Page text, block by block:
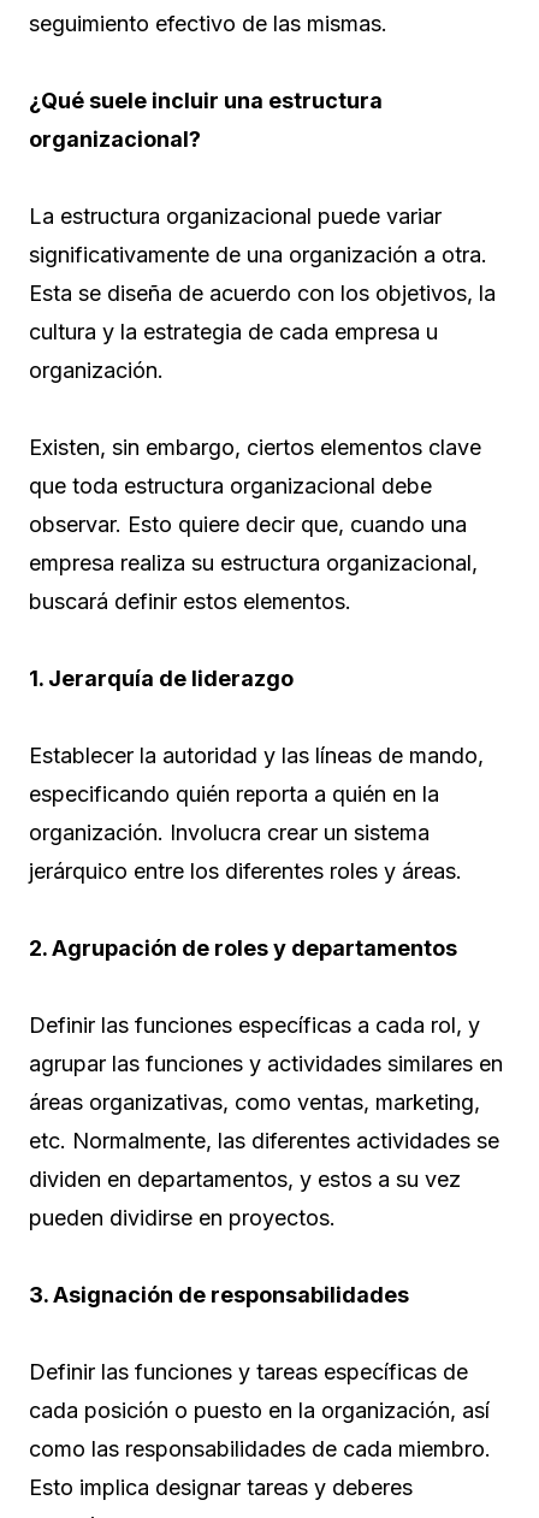
seguimiento efectivo de las mismas.
¿Qué suele incluir una estructura
organizacional?
La estructura organizacional puede variar
significativamente de una organización a otra.
Esta se diseña de acuerdo con los objetivos, la
cultura y la estrategia de cada empresa u
organización.
Existen, sin embargo, ciertos elementos clave
que toda estructura organizacional debe
observar. Esto quiere decir que, cuando una
empresa realiza su estructura organizacional,
buscará definir estos elementos.
1. Jerarquía de liderazgo
Establecer la autoridad y las líneas de mando,
especificando quién reporta a quién en la
organización. Involucra crear un sistema
jerárquico entre los diferentes roles y áreas.
2. Agrupación de roles y departamentos
Definir las funciones específicas a cada rol, y
agrupar las funciones y actividades similares en
áreas organizativas, como ventas, marketing,
etc. Normalmente, las diferentes actividades se
dividen en departamentos, y estos a su vez
pueden dividirse en proyectos.
3. Asignación de responsabilidades
Definir las funciones y tareas específicas de
cada posición o puesto en la organización, así
como las responsabilidades de cada miembro.
Esto implica designar tareas y deberes